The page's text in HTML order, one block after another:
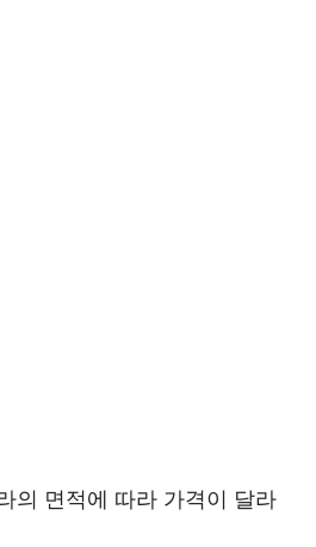
의 면적에 따라 가격이 달라